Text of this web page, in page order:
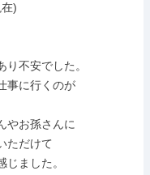
)
不安でした。
事に行くのが
やお孫さんに
ただけて
ました。